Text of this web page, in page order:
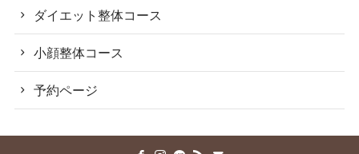
ダイエット整体コース
小顔整体コース
予約ページ